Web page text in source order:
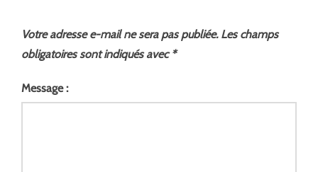
Votre adresse e-mail ne sera pas publiée. Les champs
obligatoires sont indiqués avec*
Message :